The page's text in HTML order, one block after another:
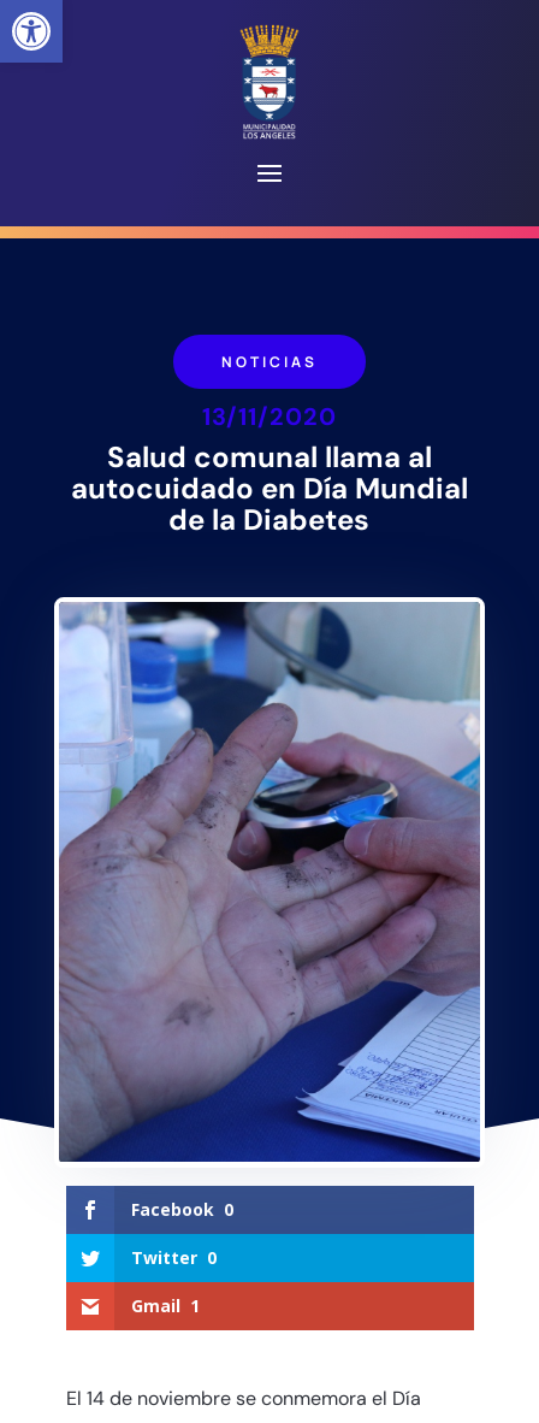
NOTICIAS
13/11/2020
Salud comunal llama al
autocuidado en Día Mundial
de la Diabetes
Facebook 0
Twitter 0
Gmail 1
El 14 de noviembre se conmemora el Día